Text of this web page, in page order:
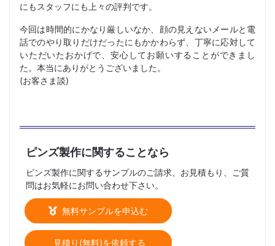
にもスタッフにも上々の評判です。
今回は時間的にかなり厳しいなか、顔の見えないメールと電
話でのやり取りだけだったにもかかわらず、丁寧に応対して
いただいたおかげで、安心してお願いすることができまし
た。本当にありがとうございました。
(お客さま談)
ピンズ製作に関することなら
ピンズ製作に関するサンプルのご請求、お見積もり、ご質
問はお気軽にお問い合わせ下さい。
無料サンプルを申込む
見積り(無料)を依頼する